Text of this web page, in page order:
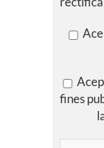
fines